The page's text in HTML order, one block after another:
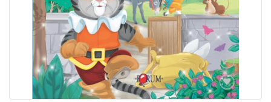
POSEBNA
PONUDA